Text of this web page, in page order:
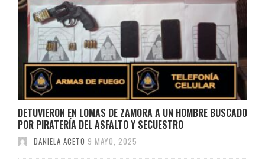
DETUVIERON EN LOMAS DE ZAMORA A UN HOMBRE BUSCADO
POR PIRATERÍA DEL ASFALTO Y SECUESTRO
DANIELA ACETO 9 MAYO, 2025